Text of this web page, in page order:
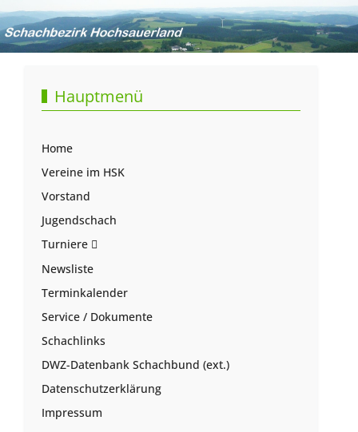
Hauptmenü
Home
Vereine im HSK
Vorstand
Jugendschach
Turniere
Newsliste
Terminkalender
Service / Dokumente
Schachlinks
DWZ-Datenbank Schachbund (ext.)
Datenschutzerklärung
Impressum